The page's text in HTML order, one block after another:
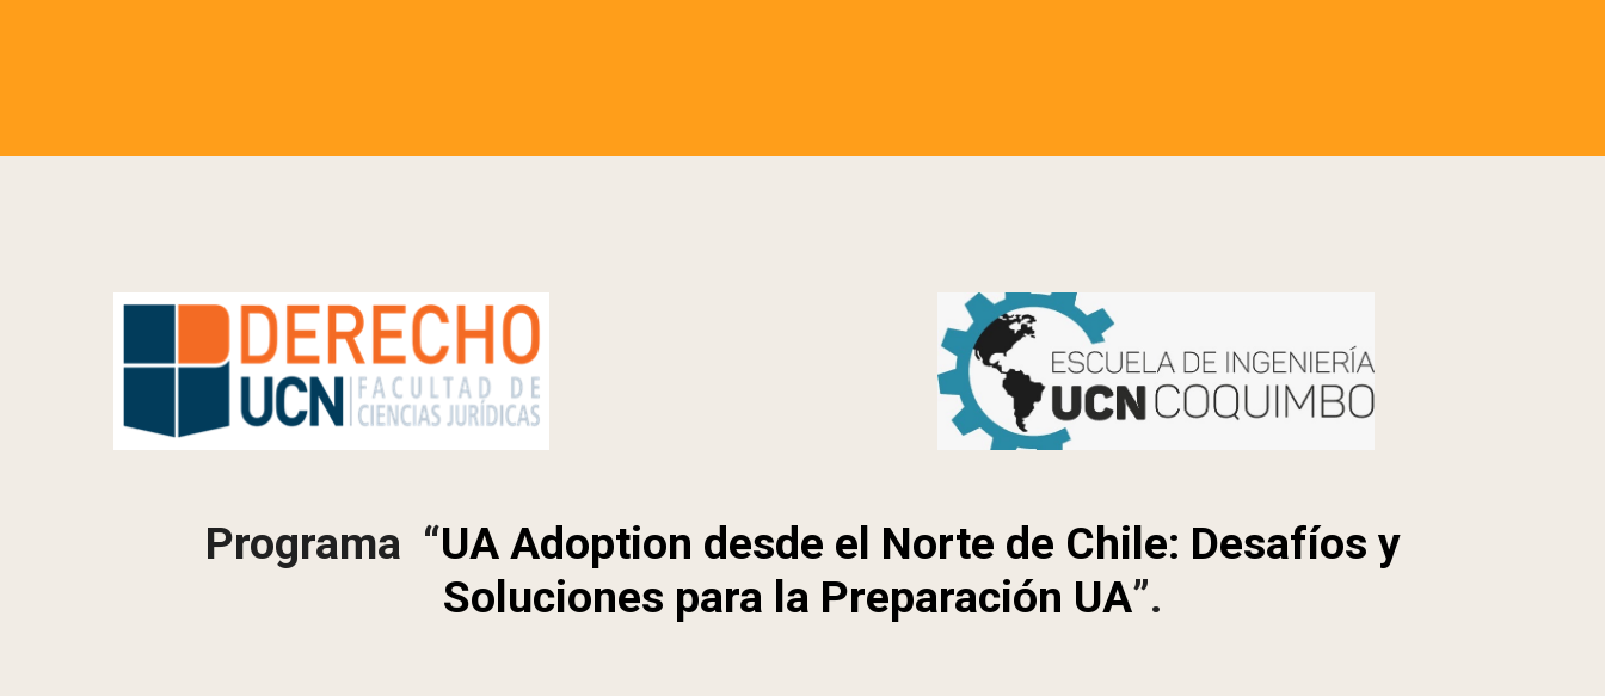
Programa “UA Adoption desde el Norte de Chile: Desafíos y‬
Soluciones para la Preparación UA‬”.